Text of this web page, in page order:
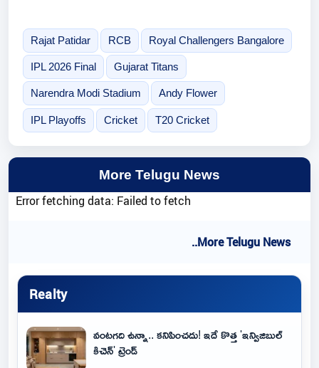
Rajat Patidar RCB Royal Challengers Bangalore
IPL 2026 Final Gujarat Titans
Narendra Modi Stadium Andy Flower
IPL Playoffs Cricket T20 Cricket
More Telugu News
Error fetching data: Failed to fetch
..More Telugu News
Realty
వంటగది ఉన్నా.. కనిపించదు! ఇదే కొత్త 'ఇన్విజిబుల్
కిచెన్' ట్రెండ్